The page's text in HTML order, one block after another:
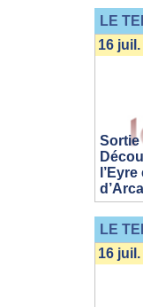
LE
Sortie
16 juil.
LE
16 juil.